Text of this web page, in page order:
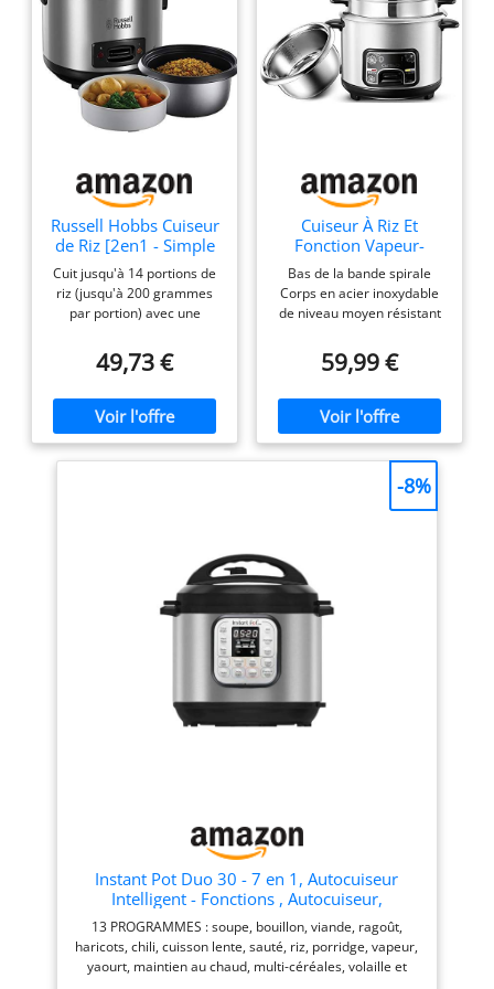
230 V Plage de
température : réglable de
+30 à +90 °C
Russell Hobbs Cuiseur
de Riz [2en1 - Simple
& Rapide] Classic
(1,2L, Panier Vapeur,
Couvercle
Verrouillable, Maintien
Antiadhésif Amovible)
Amazon)
Cuit jusqu'à 14 portions de
riz (jusqu'à 200 grammes
par portion) avec une
Panier vapeur idéal pour
cuir des légumes. Maintien
Couvercle verrouillable -
Bol antiadhésif amovible
Cuve et couvercle passent
49,73 €
Cuiseur À Riz Et
Fonction Vapeur-
Chaud (2/3/4/5L)
Liner INOX 304, avec
Spatule Et Gobelet
Doseur, pour 1 À 7
Bas de la bande spirale
Corps en acier inoxydable
de niveau moyen résistant
acier inoxydable Fond anti-
corrosion de sable gelé
59,99 €
Instant Pot Duo 30 - 7 en 1, Autocuiseur
Intelligent - Fonctions , Autocuiseur,
Mijoteuse, Cuiseur à Riz, Poêle à Rissoler,
Yaourtière, Cuiseur Vapeur et Chauffe-Plat - 3
L, Acier inoxydable
13 PROGRAMMES : soupe, bouillon, viande, ragoût,
haricots, chili, cuisson lente, sauté, riz, porridge, vapeur,
yaourt, maintien au chaud, multi-céréales, volaille et
-8%